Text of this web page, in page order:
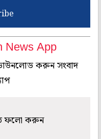
News App
করুন সংবাদ
ফলো করুন